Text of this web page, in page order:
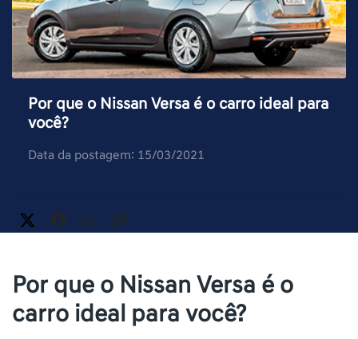
Por que o Nissan Versa é o carro ideal para
você?
Data da postagem: 15/03/2021
Por que o Nissan Versa é o
carro ideal para você?